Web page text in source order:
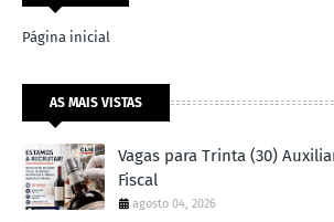
Página inicial
AS MAIS VISTAS
Vagas para Trinta (30)
Fiscal
agosto 04, 2026